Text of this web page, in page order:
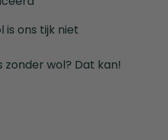
is ons tijk niet
wol? Dat kan!